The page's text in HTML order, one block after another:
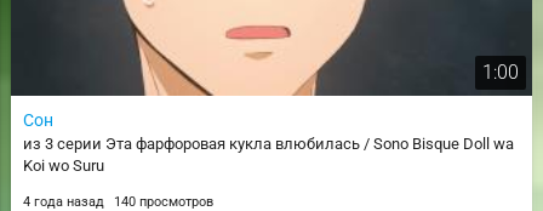
1:00
Сон
из 3 серии Эта фарфоровая кукла влюбилась / Sono Bisque Doll wa
Koi wo Suru
4 года назад 140 просмотров